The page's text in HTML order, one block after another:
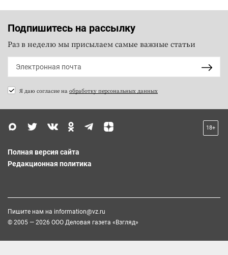
Подпишитесь на рассылку
Раз в неделю мы присылаем самые важные статьи
Я даю согласие на обработку персональных данных
18+
Полная версия сайта
Редакционная политика
Пишите нам на information@vz.ru
© 2005 — 2026 ООО Деловая газета «Взгляд»